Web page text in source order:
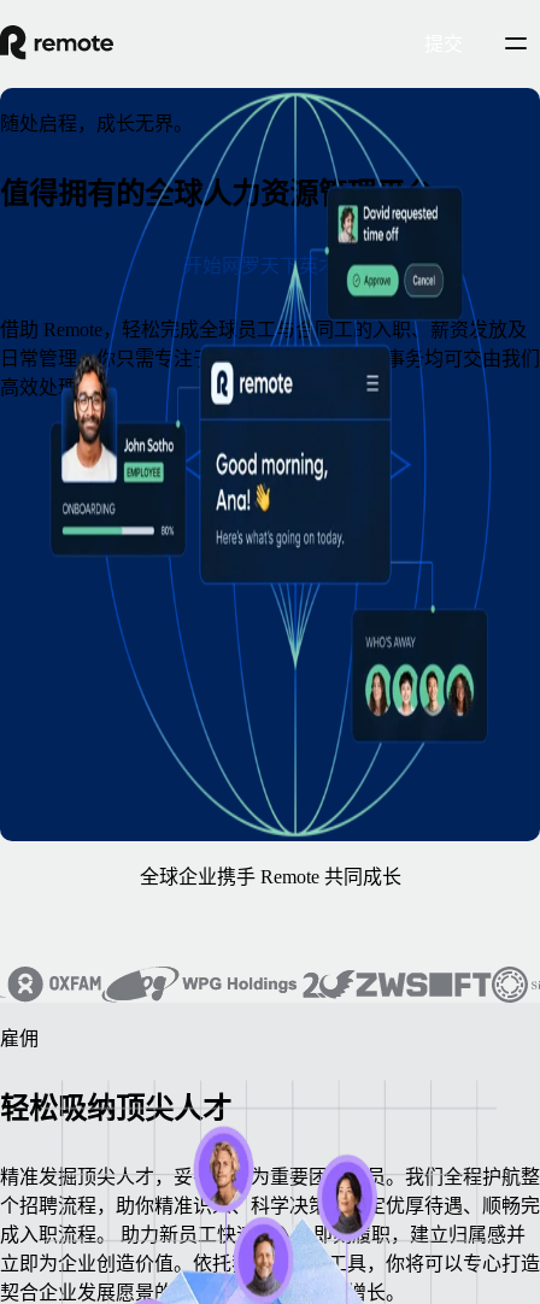
随处启程，成长无界。
值得拥有的全球人力资源管理平台
借助 Remote，轻松完成全球员工与合同工的入职、薪资发放及
日常管理。你只需专注于甄选优秀人才，其余事务均可交由我们
高效处理。
开始网罗天下英才
全球企业携手 Remote 共同成长
雇佣
轻松吸纳顶尖人才
精准发掘顶尖人才，妥善吸纳为重要团队成员。我们全程护航整
个招聘流程，助你精准识人、科学决策、拟定优厚待遇、顺畅完
成入职流程。
助力新员工快速融入、即刻履职，建立归属感并
立即为企业创造价值。依托我们丰富的工具，你将可以专心打造
契合企业发展愿景的团队，驱动业务稳步增长。